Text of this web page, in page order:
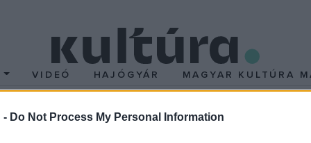
- Do Not Process My Personal Information
VIDEÓ HAJÓGYÁR MAGYAR KULTÚRA